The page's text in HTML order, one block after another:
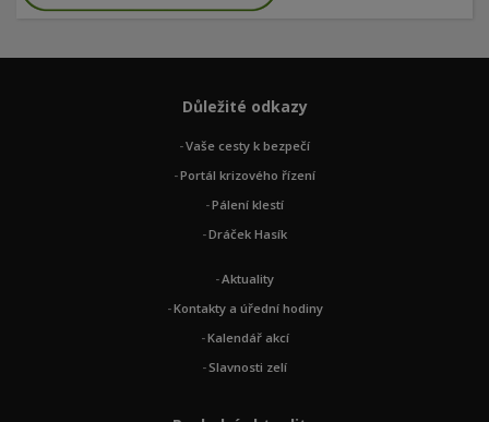
Důležité odkazy
Vaše cesty k bezpečí
Portál krizového řízení
Pálení klestí
Dráček Hasík
Aktuality
Kontakty a úřední hodiny
Kalendář akcí
Slavnosti zelí